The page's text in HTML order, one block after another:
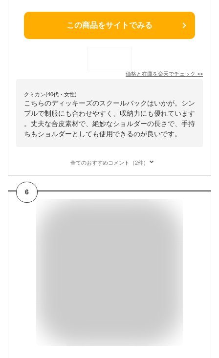
この商品をサイトでみる
価格と在庫を楽天でチェック >>
クミカン(40代・女性)
こちらのディッキーズのスクールバックはいかが。シン
プルで制服にも合わせやすく、収納力にも優れています
。丈夫な合皮素材で、絶妙なショルダーの長さで、手持
ちもショルダーとしても使用できるのが良いです。
全てのおすすめコメント（2件）
6